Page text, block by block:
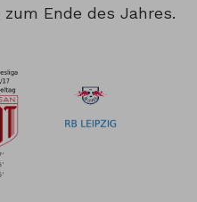
Ende des Jahres.